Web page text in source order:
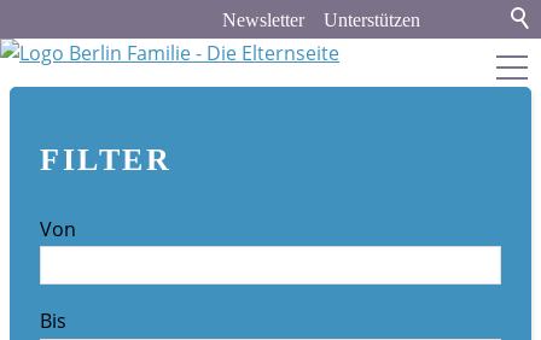
Unterstützen
Newsletter
Werbung und Kooperation
FILTER
Von
Bis